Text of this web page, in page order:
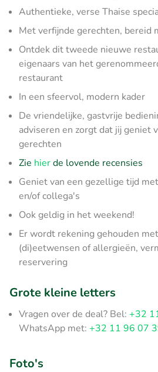
Authentieke, verse Thaise
Met verfijnde gerechten, bereid
Ontdek dit tweede nieuwe
eigenaars van het
restaurant
In een sfeervol, modern kader
De vriendelijke, gastvrije
adviseren en zorgt dat jij geniet
gerechten
Zie hierde lovende recensies
Geniet van een gezellige tijd
en/of collega's
Ook geldig in het weekend!
Er wordt rekening gehouden
(di)eetwensen of allergieën,
reservering
Grote kleine letters
Vragen over de deal? Bel: +32
WhatsApp met: +32 11 96 07
Foto's